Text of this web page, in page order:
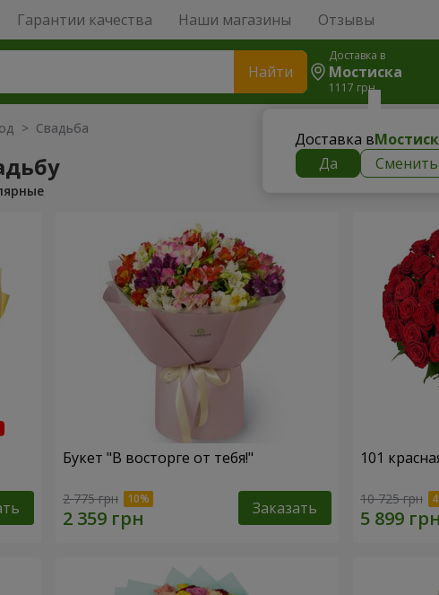
Гарантии качества Наши магазины Отзывы
Найти
Доставка в
Мостиска
1117 грн
Доставка в
Да
Сменить
> Свадьба
Букет "В восторге от тебя!"
2 775 грн Заказать
101
10 725 грн